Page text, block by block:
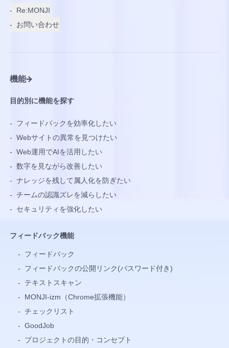
-
Re:MONJI
-
お問い合わせ
機能
目的別に機能を探す
-
フィードバックを効率化したい
- Webサイトの異常を見つけたい
- Web運用でAIを活用したい
- 数字を見ながら改善したい
- ナレッジを残して属人化を防ぎたい
- チームの認識ズレを減らしたい
-
セキュリティを強化したい
フィードバック機能
-
フィードバック
-
フィードバックの公開リンク(パスワード付き)
-
テキストスキャン
-
MONJI-izm（Chrome拡張機能）
- チェックリスト
- GoodJob
-
プロジェクトの目的・コンセプト